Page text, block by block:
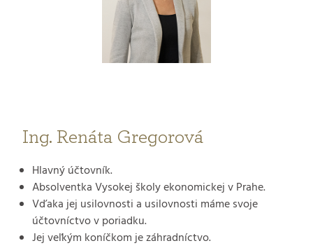
Ing. Renáta Gregorová
Hlavný účtovník.
Absolventka Vysokej školy ekonomickej v Prahe.
Vďaka jej usilovnosti a usilovnosti máme svoje
účtovníctvo v poriadku.
Jej veľkým koníčkom je záhradníctvo.